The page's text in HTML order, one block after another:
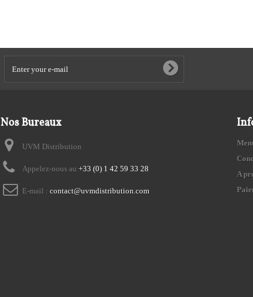
Nos Bureaux
UVM Distribution
Appelez-nous au +33 (0) 1 42 59 33 28
E-mail : contact@uvmdistribution.com
A